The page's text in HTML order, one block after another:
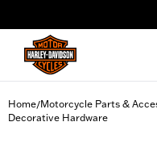
Home/Motorcycle Parts &
Decorative Hardware